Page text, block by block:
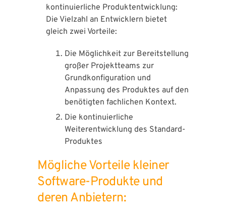
kontinuierliche Produktentwicklung:
Die Vielzahl an Entwicklern bietet
gleich zwei Vorteile:
Die Möglichkeit zur Bereitstellung
großer Projektteams zur
Grundkonfiguration und
Anpassung des Produktes auf den
benötigten fachlichen Kontext.
Die kontinuierliche
Weiterentwicklung des Standard-
Produktes
Mögliche Vorteile kleiner
Software-Produkte und
deren Anbietern: